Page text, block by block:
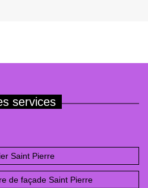
services
Saint Pierre
de façade Saint Pierre